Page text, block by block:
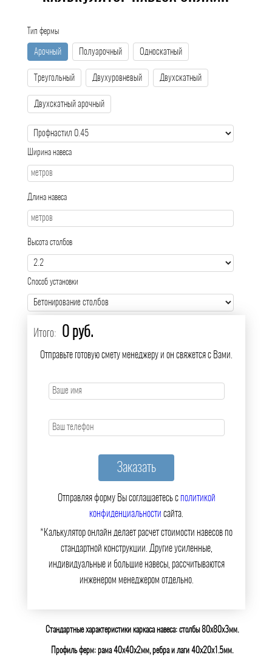
Тип фермы
Арочный Полуарочный Односкатный
Треугольный Двухуровневый Двухскатный
Двухскатный арочный
Ширина навеса
Длина навеса
Высота столбов
Способ установки
Итого: 0 руб.
Отправьте готовую смету менеджеру и он свяжется с Вами.
Отправляя форму Вы соглашаетесь сполитикой
конфиденциальности сайта.
*Калькулятор онлайн делает расчет стоимости навесов по
стандартной конструкции. Другие усиленные,
индивидуальные и большие навесы, рассчитываются
инженером менеджером отдельно.
Стандартные характеристики каркаса навеса: столбы 80х80х3мм.
Профиль ферм: рама 40х40х2мм, ребра и лаги 40х20х1.5мм.